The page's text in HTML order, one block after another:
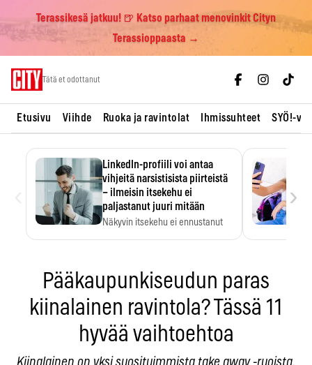
Terassikesä jatkuu! 🍺 Katso parhaat menovinkit Cityn
Terassioppaasta →
Tätä et odottanut
Etusivu Viihde Ruoka ja ravintolat Ihmissuhteet SYÖ!-
LinkedIn-profiili voi antaa
vihjeitä narsistisista piirteistä
– ilmeisin itsekehu ei
paljastanut juuri mitään
Näkyvin itsekehu ei ennustanut
›
Pääkaupunkiseudun paras
kiinalainen ravintola? Tässä 11
hyvää vaihtoehtoa